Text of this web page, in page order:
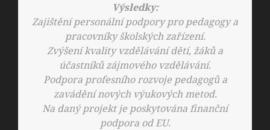
Výsledky:
Zajištění personální podpory pro pedagogy a
pracovníky školských zařízení.
Zvýšení kvality vzdělávání dětí, žáků a
účastníků zájmového vzdělávání.
Podpora profesního rozvoje pedagogů a
zavádění nových výukových metod.
Na daný projekt je poskytována finanční
podpora od EU.